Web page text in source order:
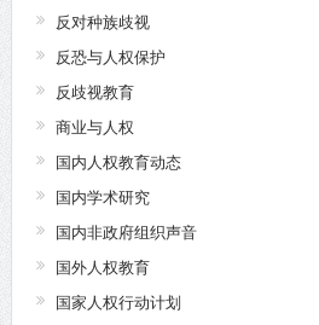
反对种族歧视
反恐与人权保护
反歧视教育
商业与人权
国内人权教育动态
国内学术研究
国内非政府组织声音
国外人权教育
国家人权行动计划